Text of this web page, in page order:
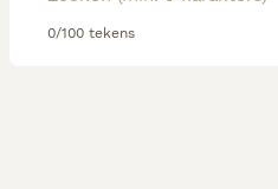
0/100 tekens